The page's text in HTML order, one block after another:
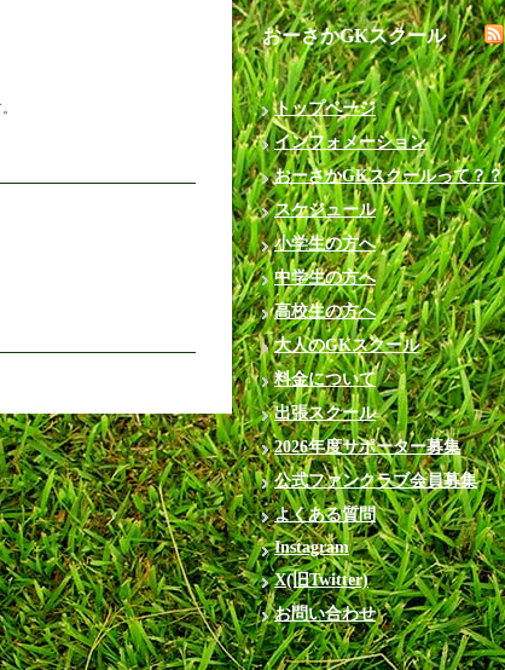
おーさかGKスクール
トップページ
インフォメーション
おーさかGKスクールって？？
スケジュール
小学生の方へ
中学生の方へ
高校生の方へ
大人のGKスクール
料金について
出張スクール
2026年度サポーター募集
公式ファンクラブ会員募集
よくある質問
Instagram
X(旧Twitter)
お問い合わせ